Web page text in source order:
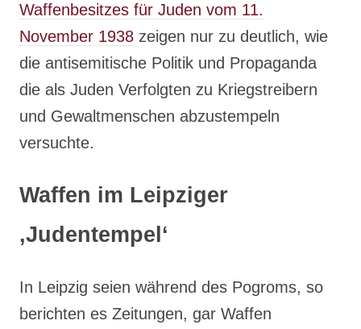
Waffenbesitzes für Juden vom 11.
November 1938 zeigen nur zu deutlich, wie
die antisemitische Politik und Propaganda
die als Juden Verfolgten zu Kriegstreibern
und Gewaltmenschen abzustempeln
versuchte.
Waffen im Leipziger
‚Judentempel‘
In Leipzig seien während des Pogroms, so
berichten es Zeitungen, gar Waffen